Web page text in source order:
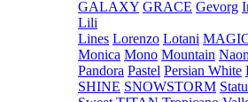
GALAXY GRACE Gevorg
Lili
Lines Lorenzo Lotani
Monica Mono Mountain
Pandora Pastel Persian White
SHINE SNOWSTORM